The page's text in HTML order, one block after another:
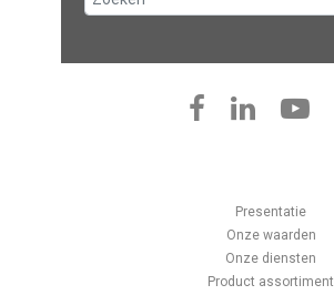
Presentatie
Onze waarden
Onze diensten
Product assortiment